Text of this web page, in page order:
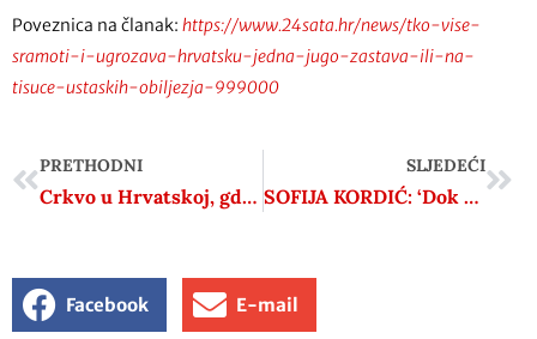
Poveznica na članak: https://www.24sata.hr/news/tko-vise-
sramoti-i-ugrozava-hrvatsku-jedna-jugo-zastava-ili-na-
tisuce-ustaskih-obiljezja-999000
PRETHODNI
Crkvo u Hrvatskoj, gdje su tu siromašni?
SLJEDEĆI
SOFIJA KORDIĆ: ‘Dok god su nam ratni zločinci heroji jer su ‘naši’, pomaka nema’
Facebook E-mail